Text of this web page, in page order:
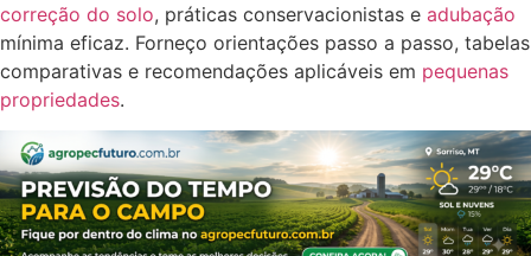
correção do solo, práticas conservacionistas e adubação
mínima eficaz. Forneço orientações passo a passo, tabelas
comparativas e recomendações aplicáveis em pequenas
propriedades.